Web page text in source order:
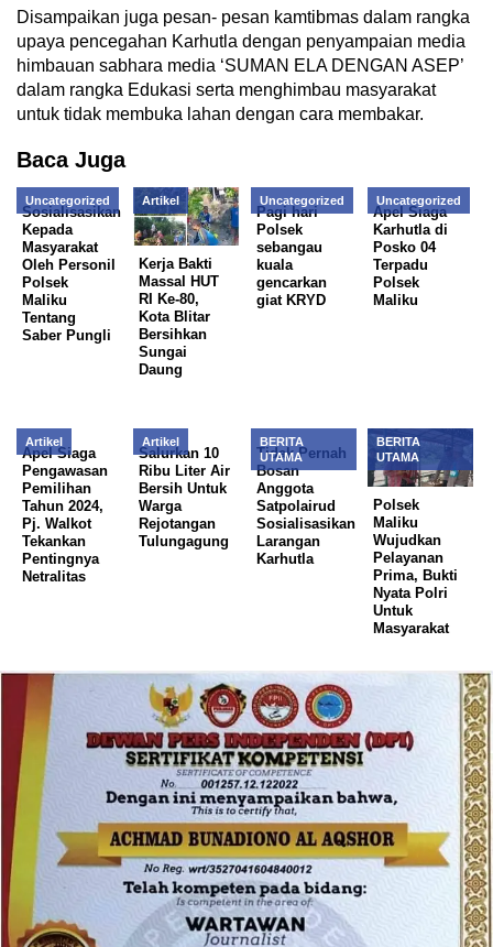
Disampaikan juga pesan- pesan kamtibmas dalam rangka
upaya pencegahan Karhutla dengan penyampaian media
himbauan sabhara media ‘SUMAN ELA DENGAN ASEP’
dalam rangka Edukasi serta menghimbau masyarakat
untuk tidak membuka lahan dengan cara membakar.
Baca Juga
Uncategorized
Sosialisasikan
Kepada
Masyarakat
Oleh Personil
Polsek
Maliku
Tentang
Saber Pungli
Artikel
Kerja Bakti
Massal HUT
RI Ke-80,
Kota Blitar
Bersihkan
Sungai
Daung
Uncategorized
Pagi hari
Polsek
sebangau
kuala
gencarkan
giat KRYD
Uncategorized
Apel Siaga
Karhutla di
Posko 04
Terpadu
Polsek
Maliku
Artikel
Apel Siaga
Pengawasan
Pemilihan
Tahun 2024,
Pj. Walkot
Tekankan
Pentingnya
Netralitas
Artikel
Salurkan 10
Ribu Liter Air
Bersih Untuk
Warga
Rejotangan
Tulungagung
BERITA
UTAMA
Tidak Pernah
Bosan
Anggota
Satpolairud
Sosialisasikan
Larangan
Karhutla
BERITA
UTAMA
Polsek
Maliku
Wujudkan
Pelayanan
Prima, Bukti
Nyata Polri
Untuk
Masyarakat